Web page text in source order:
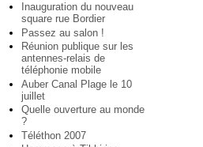
Inauguration du nouveau
square rue Bordier
Passez au salon !
Réunion publique sur les
antennes-relais de
téléphonie mobile
Auber Canal Plage le 10
juillet
Quelle ouverture au monde
?
Téléthon 2007